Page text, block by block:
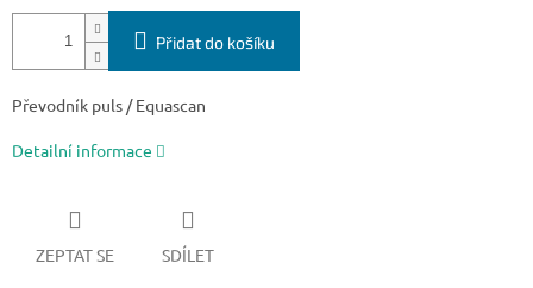
Přidat do košíku
Převodník puls / Equascan
Detailní informace
ZEPTAT SE SDÍLET